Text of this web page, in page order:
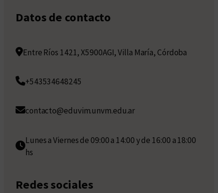
Datos de contacto
Entre Ríos 1421, X5900AGI, Villa María, Córdoba
+543534648245
contacto@eduvim.unvm.edu.ar
Lunes a Viernes de 09:00 a 14:00 y de 16:00 a 18:00
hs
Redes sociales